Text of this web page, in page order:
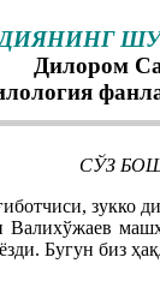
Дилором
СЎЗ
Бугун биз